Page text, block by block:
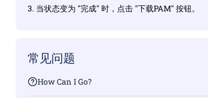
3. 当状态变为 "完成" 时，点击 "下载PAM" 按钮。
常见问题
How Can I Go?